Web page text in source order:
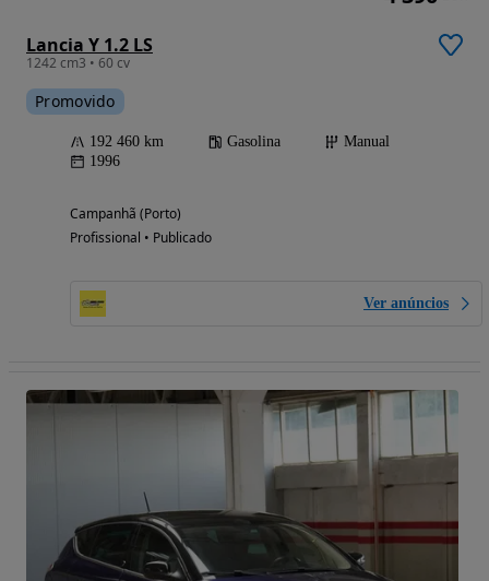
Lancia Y 1.2 LS
1242 cm3 • 60 cv
Promovido
192 460 km Gasolina
Manual
1996
Campanhã (Porto)
Profissional • Publicado
Ver anúncios